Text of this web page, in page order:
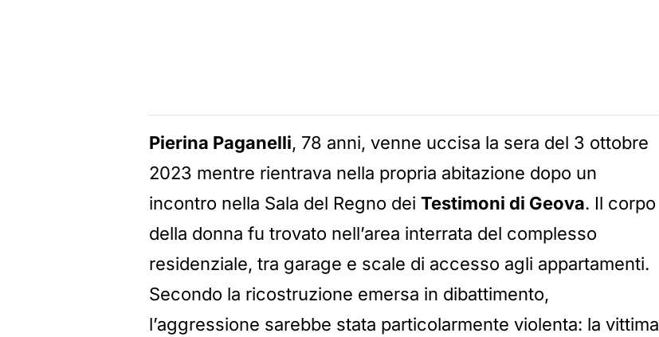
Pierina Paganelli, 78 anni, venne uccisa la sera del 3 ottobre
2023 mentre rientrava nella propria abitazione dopo un
incontro nella Sala del Regno dei Testimoni di Geova. Il corpo
della donna fu trovato nell’area interrata del complesso
residenziale, tra garage e scale di accesso agli appartamenti.
Secondo la ricostruzione emersa in dibattimento,
l’aggressione sarebbe stata particolarmente violenta: la vittima